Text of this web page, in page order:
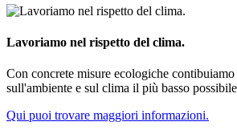
Lavoriamo nel rispetto del clima.
Con concrete misure ecologiche
sull'ambiente e sul clima il più basso
Qui puoi trovare maggiori informazioni.